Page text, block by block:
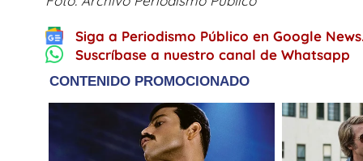
Siga a Periodismo Público en Google
Suscríbase a nuestro canal de Whatsapp